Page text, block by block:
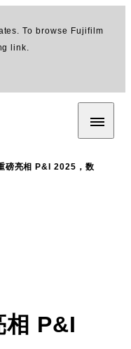
To browse Fujifilm
link.
磅亮相 P&I 2025，数
相 P&I